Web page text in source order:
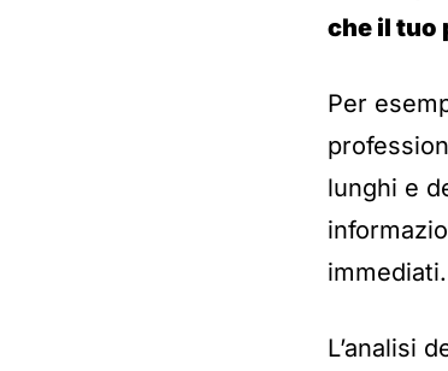
che il tuo
Per
lunghi e
immediati.
L’analisi